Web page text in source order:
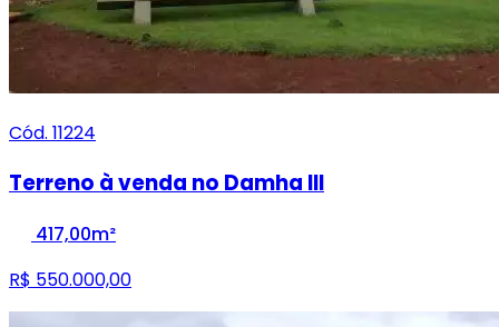
Cód. 11224
Terreno à venda no Damha III
417,00m²
R$ 550.000,00